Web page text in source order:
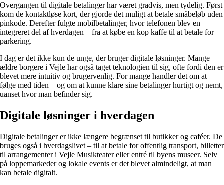
Overgangen til digitale betalinger har været gradvis, men tydelig. Først
kom de kontaktløse kort, der gjorde det muligt at betale småbeløb uden
pinkode. Derefter fulgte mobilbetalinger, hvor telefonen blev en
integreret del af hverdagen – fra at købe en kop kaffe til at betale for
parkering.
I dag er det ikke kun de unge, der bruger digitale løsninger. Mange
ældre borgere i Vejle har også taget teknologien til sig, ofte fordi den er
blevet mere intuitiv og brugervenlig. For mange handler det om at
følge med tiden – og om at kunne klare sine betalinger hurtigt og nemt,
uanset hvor man befinder sig.
Digitale løsninger i hverdagen
Digitale betalinger er ikke længere begrænset til butikker og caféer. De
bruges også i hverdagslivet – til at betale for offentlig transport, billetter
til arrangementer i Vejle Musikteater eller entré til byens museer. Selv
på loppemarkeder og lokale events er det blevet almindeligt, at man
kan betale digitalt.